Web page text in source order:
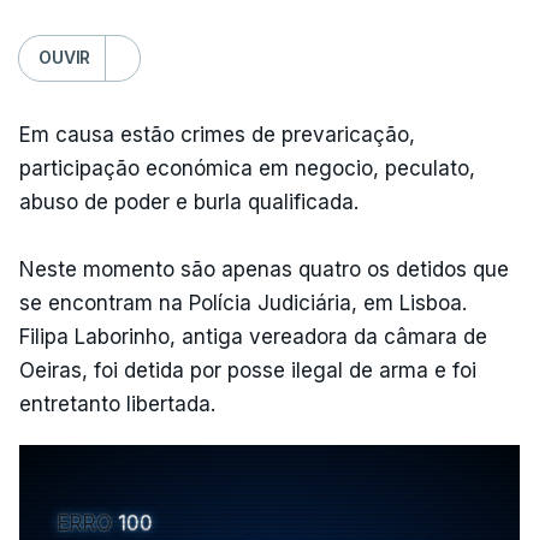
OUVIR
Em causa estão crimes de prevaricação,
participação económica em negocio, peculato,
abuso de poder e burla qualificada.
Neste momento são apenas quatro os detidos que
se encontram na Polícia Judiciária, em Lisboa.
Filipa Laborinho, antiga vereadora da câmara de
Oeiras, foi detida por posse ilegal de arma e foi
entretanto libertada.
ERRO 100